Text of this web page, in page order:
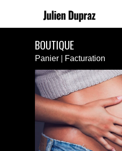
BOUTIQUE
Panier Facturation